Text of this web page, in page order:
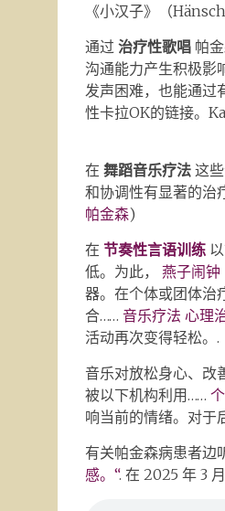
《小汉子》（
通过 治疗性歌唱 帕
沟通能力产生积极影
发声困难，也能通过
性卡拉OK的链接。
在 舞蹈音乐疗法 这
和协调性有显著的治
帕金森)
在 节奏性言语训练
低。为此， 燕子闹钟
器。在个体或团体治
合…… 音乐疗法 心理
活动再次变得轻松。.
音乐对放松身心、改
被以下机构利用……
响当前的情绪。对于
有关帕金森病患者边
感。“. 在 2025 年 3